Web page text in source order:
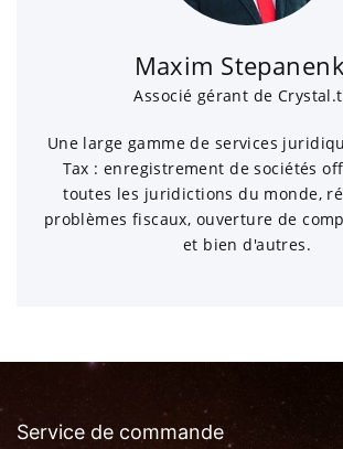
Maxim
Associé gérant de
Une large gamme de services
Tax : enregistrement de sociétés
toutes les juridictions du monde,
problèmes fiscaux, ouverture de
et bien d'autres.
Service de commande